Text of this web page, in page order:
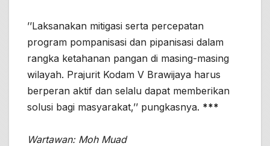
’’Laksanakan mitigasi serta percepatan
program pompanisasi dan pipanisasi dalam
rangka ketahanan pangan di masing-masing
wilayah. Prajurit Kodam V Brawijaya harus
berperan aktif dan selalu dapat memberikan
solusi bagi masyarakat,’’ pungkasnya. ***
Wartawan: Moh Muad